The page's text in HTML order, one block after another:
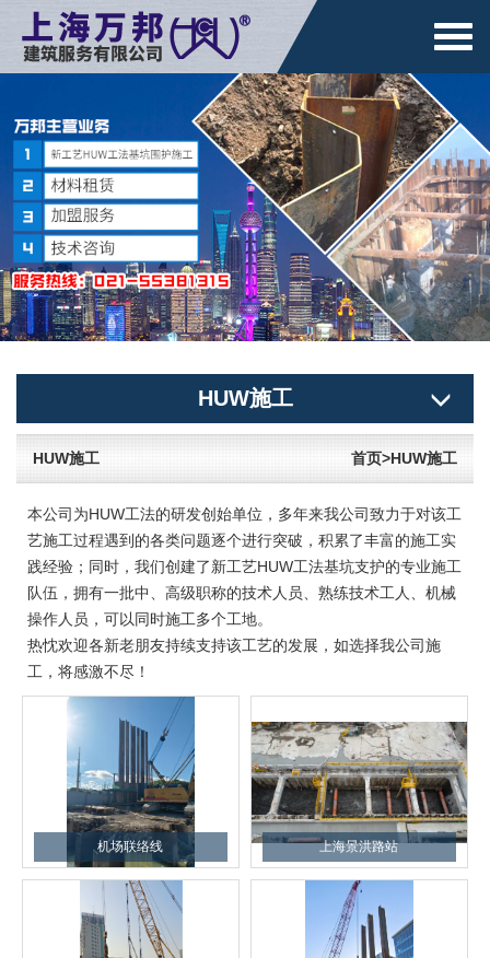
切
HUW施工
HUW施工 首页>HUW施工
本公司为HUW工法的研发创始单位，多年来我公司致力于对该工
艺施工过程遇到的各类问题逐个进行突破，积累了丰富的施工实
践经验；同时，我们创建了新工艺HUW工法基坑支护的专业施工
队伍，拥有一批中、高级职称的技术人员、熟练技术工人、机械
操作人员，可以同时施工多个工地。
热忱欢迎各新老朋友持续支持该工艺的发展，如选择我公司施
工，将感激不尽！
机场联络线 上海景洪路站